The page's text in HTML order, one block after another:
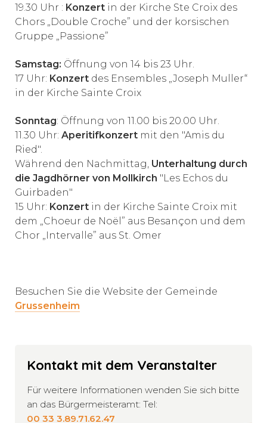
Kontakt mit dem Veranstalter
Für weitere Informationen wenden Sie sich bitte
an das Bürgermeisteramt: Tel:
00 33 3.89.71.62.47
19.30 Uhr : Konzert in der Kirche Ste Croix des
Chors „Double Croche” und der korsischen
Gruppe „Passione”
Samstag: Öffnung von 14 bis 23 Uhr.
17 Uhr: Konzert des Ensembles „Joseph Muller“
in der Kirche Sainte Croix
Sonntag: Öffnung von 11.00 bis 20.00 Uhr.
11.30 Uhr: Aperitifkonzert mit den "Amis du
Ried".
Während den Nachmittag, Unterhaltung durch
die Jagdhörner von Mollkirch "Les Echos du
Guirbaden"
15 Uhr: Konzert in der Kirche Sainte Croix mit
dem „Choeur de Noël” aus Besançon und dem
Chor „Intervalle” aus St. Omer
Besuchen Sie die Website der Gemeinde
Grussenheim